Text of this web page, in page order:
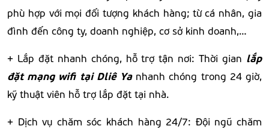
phù hợp với mọi đối tượng khách hàng; từ cá nhân, gia
đình đến công ty, doanh nghiệp, cơ sở kinh doanh,…
+ Lắp đặt nhanh chóng, hỗ trợ tận nơi: Thời gian lắp
đặt mạng wifi tại Dliê Yanhanh chóng trong 24 giờ,
kỹ thuật viên hỗ trợ lắp đặt tại nhà.
+ Dịch vụ chăm sóc khách hàng 24/7: Đội ngũ chăm